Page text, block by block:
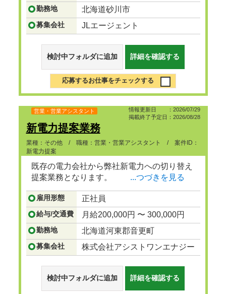
勤務地 北海道砂川市
募集会社 JLエージェント
検討中フォルダに追加 詳細を確認する
応募するお仕事をチェックする
情報更新日 ：2026/07/29
掲載終了予定日：2026/08/28
営業・営業アシスタント
新電力提案業務
業種：その他 / 職種：営業・営業アシスタント / 案件ID：
新電力提案
既存の電力会社から弊社新電力への切り替え
提案業務となります。 ...つづきを見る
雇用形態 正社員
給与/交通費 月給200,000円 〜 300,000円
勤務地 北海道河東郡音更町
募集会社 株式会社アシストワンエナジー
検討中フォルダに追加 詳細を確認する